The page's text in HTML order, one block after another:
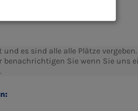
es sind alle alle Plätze vergeben.
Sie wenn Sie uns